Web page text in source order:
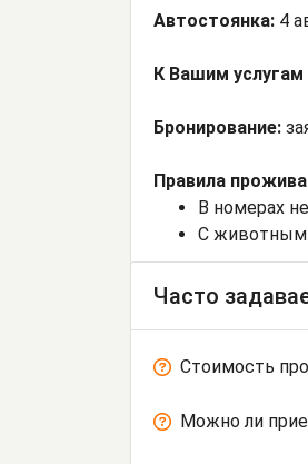
Автостоянка: 4
К Вашим
Бронирование:
Правила
В номерах
С
Часто
Стоимость
Можно ли